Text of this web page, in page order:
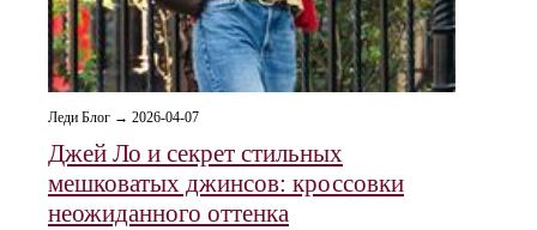
Леди Блог → 2026-04-07
Джей Ло и секрет стильных
мешковатых джинсов: кроссовки
неожиданного оттенка